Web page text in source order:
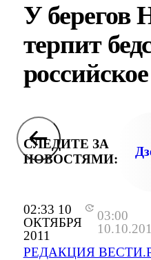
02:33 10
ОКТЯБРЯ
2011
03:00
РЕДАКЦИЯ
У берегов
терпит
СЛЕДИТЕ ЗА
НОВОСТЯМИ: